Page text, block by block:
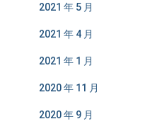
2021 年 5 月
2021 年 4 月
2021 年 1 月
2020 年 11 月
2020 年 9 月